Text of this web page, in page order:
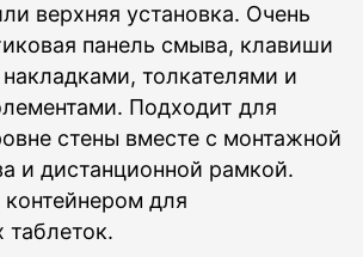
верхняя установка. Очень
панель смыва, клавиши
толкателями и
Подходит для
стены вместе с монтажной
и дистанционной рамкой.
для
таблеток.